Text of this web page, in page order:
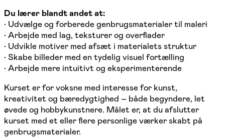
Du lærer blandt andet at:
• Udvælge og forberede genbrugsmaterialer til maleri
• Arbejde med lag, teksturer og overflader
• Udvikle motiver med afsæt i materialets struktur
• Skabe billeder med en tydelig visuel fortælling
• Arbejde mere intuitivt og eksperimenterende
Kurset er for voksne med interesse for kunst,
kreativitet og bæredygtighed – både begyndere, let
øvede og hobbykunstnere. Målet er, at du afslutter
kurset med et eller flere personlige værker skabt på
genbrugsmaterialer.